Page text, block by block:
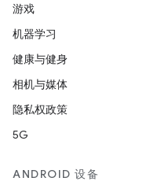
游戏
机器学习
健康与健身
相机与媒体
隐私权政策
5G
ANDROID 设备